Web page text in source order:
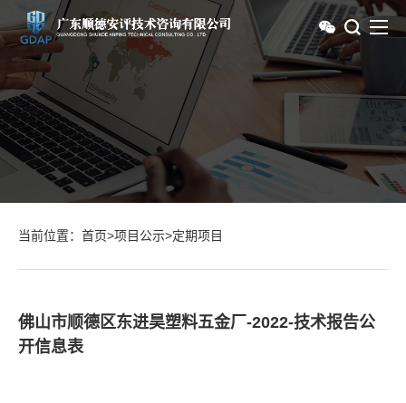
当前位置： 首页>项目公示>定期项目
佛山市顺德区东进昊塑料五金厂-2022-技术报告公
开信息表